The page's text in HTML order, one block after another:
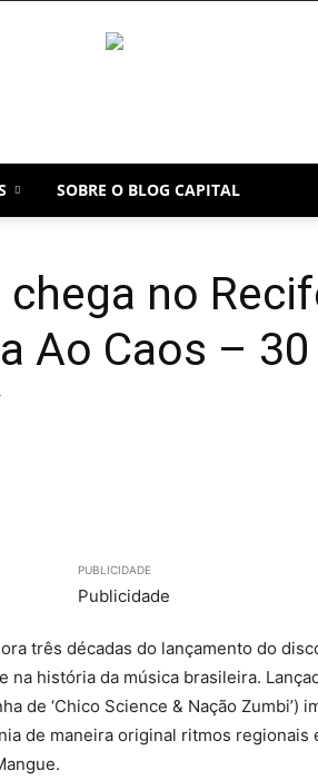
SOBRE O BLOG CAPITAL
no
Ao Caos –
PUBLICIDADE
três décadas do lançamento do
na história da música brasileira.
de ‘Chico Science & Nação Zumbi’)
de maneira original ritmos